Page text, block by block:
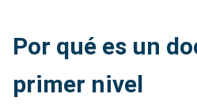
Por qué es un
primer nivel